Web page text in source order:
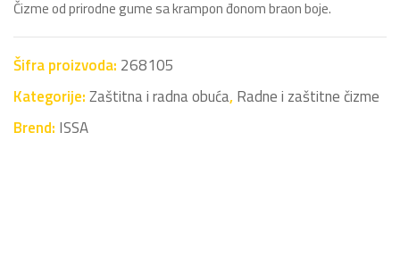
Čizme od prirodne gume sa krampon đonom braon boje.
Šifra proizvoda: 268105
Kategorije:Zaštitna i radna obuća,Radne i zaštitne čizme
Brend: ISSA